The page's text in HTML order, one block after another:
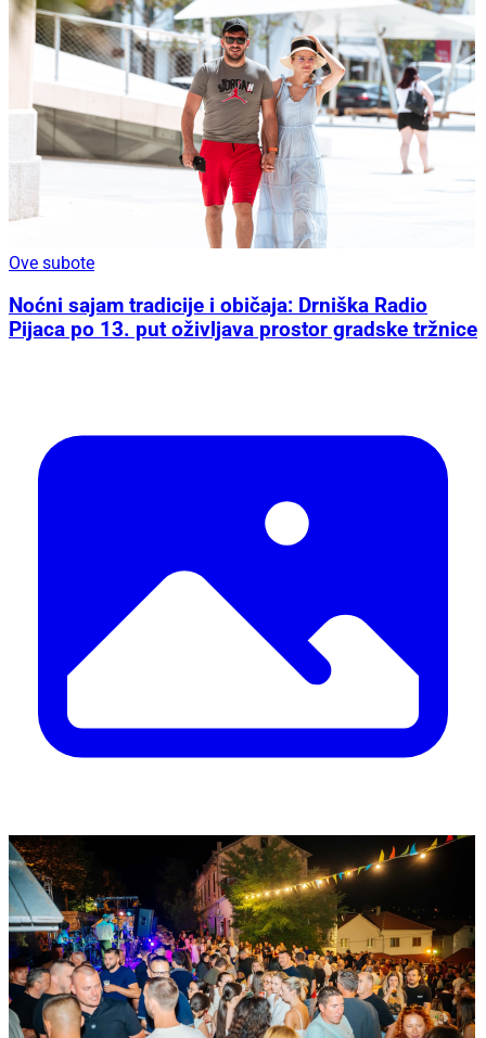
Ove subote
Noćni sajam tradicije i običaja: Drniška Radio
Pijaca po 13. put oživljava prostor gradske tržnice